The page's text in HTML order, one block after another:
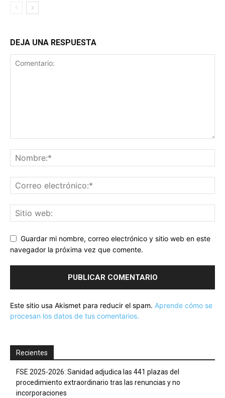
DEJA UNA RESPUESTA
Guardar mi nombre, correo electrónico y sitio web en este
navegador la próxima vez que comente.
Este sitio usa Akismet para reducir el spam. Aprende cómo se
procesan los datos de tus comentarios.
Recientes
FSE 2025-2026: Sanidad adjudica las 441 plazas del
procedimiento extraordinario tras las renuncias y no
incorporaciones